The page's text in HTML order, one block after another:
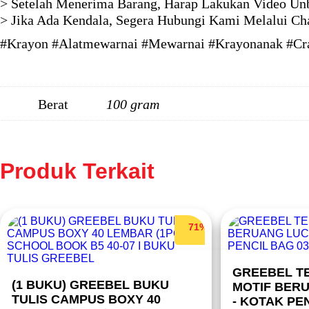
> Setelah Menerima Barang, Harap Lakukan Video
> Jika Ada Kendala, Segera Hubungi Kami Melalui
#Krayon #Alatmewarnai #Mewarnai #Krayonanak
Berat 100 gram
Produk Terkait
71%
(1 BUKU) GREEBEL BUKU
TULIS CAMPUS BOXY 40
GREEBEL
MOTIF
- KOTAK